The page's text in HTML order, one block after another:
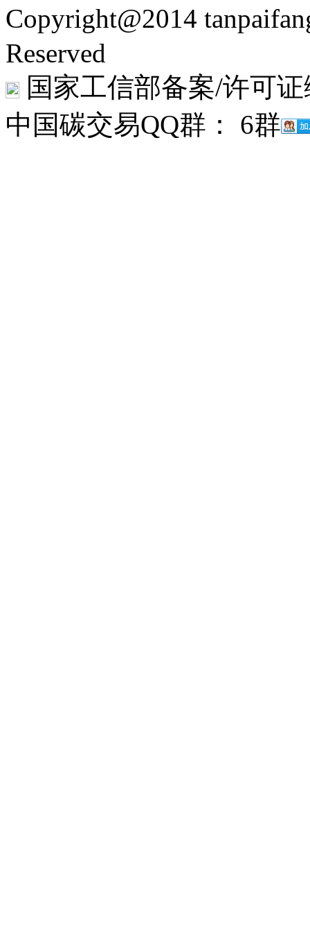
Copyright@2014
Reserved
国家工信部备案/许可
中国碳交易QQ群： 6群